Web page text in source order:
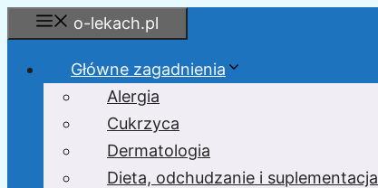
Przejdź
do
o-lekach.pl
Główne zagadnienia
Alergia
Cukrzyca
Dermatologia
Dieta, odchudzanie i suplementacja